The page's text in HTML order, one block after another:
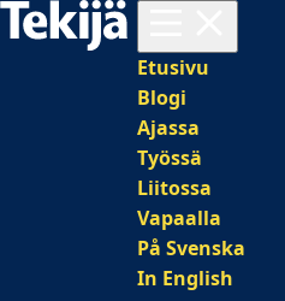
Päävalikko
Etusivu
Blogi
Ajassa
Työssä
Liitossa
Vapaalla
På Svenska
In English